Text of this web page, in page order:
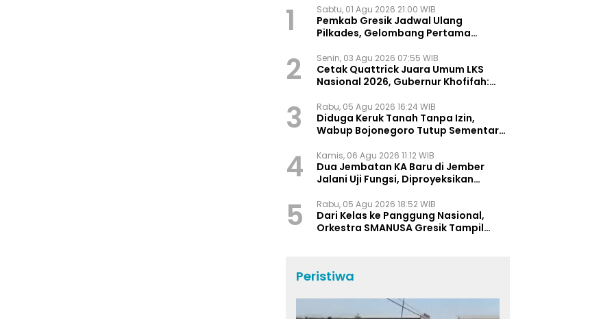
1 Sabtu, 01 Agu 2026 21:00 WIB
Pemkab Gresik Jadwal Ulang
Pilkades, Gelombang Pertama
2 Senin, 03 Agu 2026 07:55 WIB
Cetak Quattrick Juara Umum LKS
Nasional 2026, Gubernur Khofifah:
Indonesia
3 Rabu, 05 Agu 2026 16:24 WIB
Diduga Keruk Tanah Tanpa Izin,
Wabup Bojonegoro Tutup Sementara
4 Kamis, 06 Agu 2026 11:12 WIB
Dua Jembatan KA Baru di Jember
Jalani Uji Fungsi, Diproyeksikan
5 Rabu, 05 Agu 2026 18:52 WIB
Dari Kelas ke Panggung Nasional,
Orkestra SMANUSA Gresik Tampil
Peristiwa